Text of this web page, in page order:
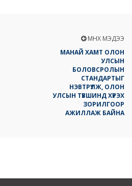
ӨМНӨХ МЭДЭЭ
МАНАЙ ХАМТ ОЛОН
УЛСЫН
БОЛОВСРОЛЫН
СТАНДАРТЫГ
НЭВТРҮҮЛЖ, ОЛОН
УЛСЫН ТҮВШИНД ХҮРЭХ
ЗОРИЛГООР
АЖИЛЛАЖ БАЙНА